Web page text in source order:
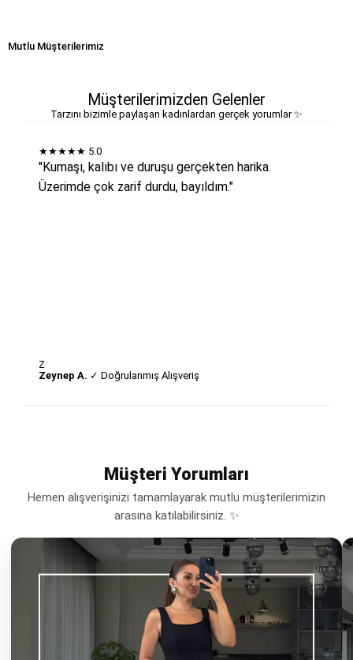
Mutlu Müşterilerimiz
Müşterilerimizden Gelenler
Tarzını bizimle paylaşan kadınlardan gerçek yorumlar ✨
★★★★★ 5.0
"Kumaşı, kalıbı ve duruşu gerçekten harika.
Üzerimde çok zarif durdu, bayıldım."
Z
Zeynep A. ✓ Doğrulanmış Alışveriş
Müşteri Yorumları
Hemen alışverişinizi tamamlayarak mutlu müşterilerimizin
arasına katılabilirsiniz. ✨